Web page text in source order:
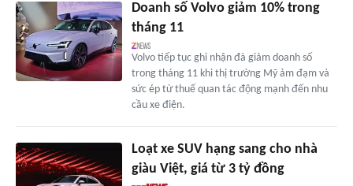
Doanh số Volvo giảm 10% trong
tháng 11
Volvo tiếp tục ghi nhận đà giảm doanh số
trong tháng 11 khi thị trường Mỹ ảm đạm và
sức ép từ thuế quan tác động mạnh đến nhu
cầu xe điện.
Loạt xe SUV hạng sang cho nhà
giàu Việt, giá từ 3 tỷ đồng